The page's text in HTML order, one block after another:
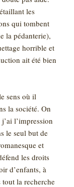
les
qui tombent
la pédanterie),
horrible et
ait été bien
sens où il
la société. On
l’impression
le seul but de
et
les droits
d’enfants, à
tout la recherche